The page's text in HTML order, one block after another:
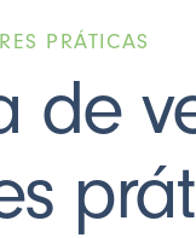
PRÁTICAS
de